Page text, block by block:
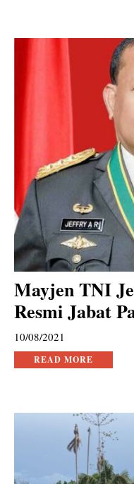
Mayjen TNI
Resmi Jabat
10/08/2021
READ MORE